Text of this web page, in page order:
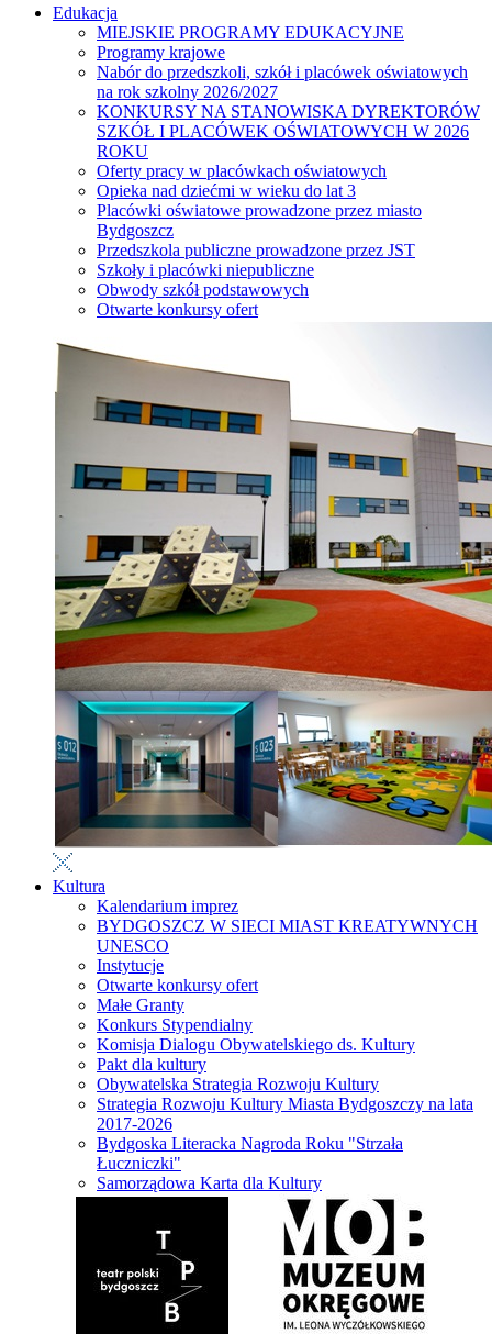
Edukacja
MIEJSKIE PROGRAMY EDUKACYJNE
Programy krajowe
Nabór do przedszkoli, szkół i placówek oświatowych
na rok szkolny 2026/2027
KONKURSY NA STANOWISKA DYREKTORÓW
SZKÓŁ I PLACÓWEK OŚWIATOWYCH W 2026
ROKU
Oferty pracy w placówkach oświatowych
Opieka nad dziećmi w wieku do lat 3
Placówki oświatowe prowadzone przez miasto
Bydgoszcz
Przedszkola publiczne prowadzone przez JST
Szkoły i placówki niepubliczne
Obwody szkół podstawowych
Otwarte konkursy ofert
Kultura
Kalendarium imprez
BYDGOSZCZ W SIECI MIAST KREATYWNYCH
UNESCO
Instytucje
Otwarte konkursy ofert
Małe Granty
Konkurs Stypendialny
Komisja Dialogu Obywatelskiego ds. Kultury
Pakt dla kultury
Obywatelska Strategia Rozwoju Kultury
Strategia Rozwoju Kultury Miasta Bydgoszczy na lata
2017-2026
Bydgoska Literacka Nagroda Roku "Strzała
Łuczniczki"
Samorządowa Karta dla Kultury